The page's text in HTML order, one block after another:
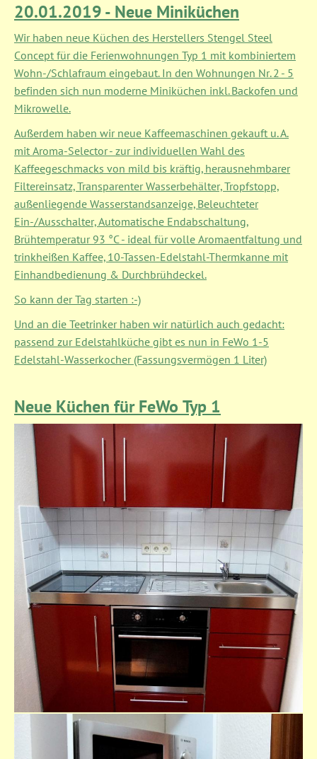
20.01.2019 - Neue Miniküchen
Wir haben neue Küchen des Herstellers Stengel Steel
Concept für die Ferienwohnungen Typ 1 mit kombiniertem
Wohn-/Schlafraum eingebaut. In den Wohnungen Nr. 2 - 5
befinden sich nun moderne Miniküchen inkl. Backofen und
Mikrowelle.
Außerdem haben wir neue Kaffeemaschinen gekauft u. A.
mit Aroma-Selector - zur individuellen Wahl des
Kaffeegeschmacks von mild bis kräftig, herausnehmbarer
Filtereinsatz, Transparenter Wasserbehälter, Tropfstopp,
außenliegende Wasserstandsanzeige, Beleuchteter
Ein-/Ausschalter, Automatische Endabschaltung,
Brühtemperatur 93 °C - ideal für volle Aromaentfaltung und
trinkheißen Kaffee, 10-Tassen-Edelstahl-Thermkanne mit
Einhandbedienung & Durchbrühdeckel.
So kann der Tag starten :-)
Und an die Teetrinker haben wir natürlich auch gedacht:
passend zur Edelstahlküche gibt es nun in FeWo 1-5
Edelstahl-Wasserkocher (Fassungsvermögen 1 Liter)
Neue Küchen für FeWo Typ 1